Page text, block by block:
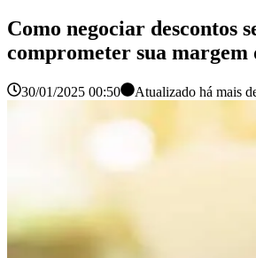
Como negociar descontos
comprometer sua margem
30/01/2025 00:50 Atualizado há mais